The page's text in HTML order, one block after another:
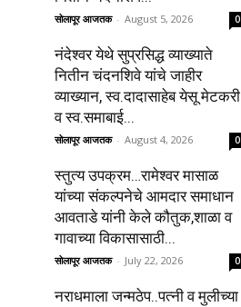
सोलापूर आजतक - August 5, 2026 0
नंदेश्वर येथे सुप्रसिद्ध व्याख्याते
नितीन चंदनशिवे यांचे जाहीर
व्याख्यान, स्व.दादासाहेब येसू मेटकरी
व स्व.समाबाई...
सोलापूर आजतक - August 4, 2026 0
स्तुत्य उपक्रम…रामेश्वर मासाळ
यांच्या संकल्पनेचे आमदार समाधान
आवताडे यांनी केले कौतुक,शाळा व
गावाच्या विकासासाठी...
सोलापूर आजतक - July 22, 2026 0
नराधमाला जन्मठेप..पत्नी व मुलीच्या